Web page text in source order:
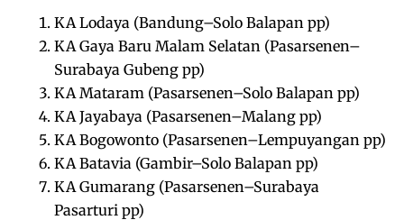
KA Lodaya (Bandung–Solo Balapan pp)
KA Gaya Baru Malam Selatan (Pasarsenen–
Surabaya Gubeng pp)
KA Mataram (Pasarsenen–Solo Balapan pp)
KA Jayabaya (Pasarsenen–Malang pp)
KA Bogowonto (Pasarsenen–Lempuyangan pp)
KA Batavia (Gambir–Solo Balapan pp)
KA Gumarang (Pasarsenen–Surabaya
Pasarturi pp)